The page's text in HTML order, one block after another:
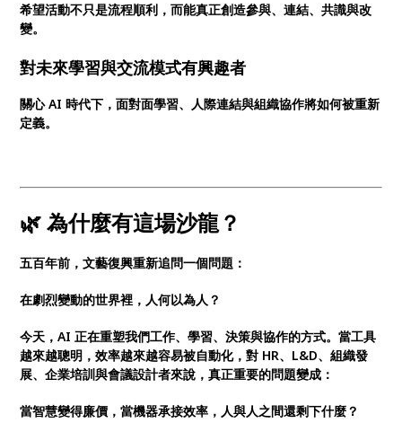
希望活動不只是流程順利，而能真正創造參與、連結、共識與改
變。
對未來學習與交流模式有興趣者
關心 AI 時代下，面對面學習、人際連結與組織協作將如何被重新
定義。
🌿 為什麼有這場沙龍？
五百年前，文藝復興重新追問一個問題：
在劇烈變動的世界裡，人何以為人？
今天，AI 正在重塑我們工作、學習、決策與協作的方式。當工具
越來越聰明，效率越來越容易被自動化，對 HR、L&D、組織發
展、企業培訓與會議設計者來說，真正重要的問題變成：
當智慧變得廉價，當機器承接效率，人與人之間還剩下什麼？